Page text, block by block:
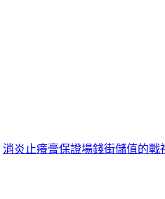
消炎止癢膏保證場錢街儲值的戰